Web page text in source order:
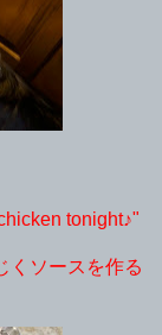
tonight♪"
くソースを作る